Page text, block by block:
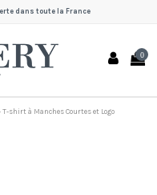
dans toute la France
0
T-shirt à Manches Courtes et Logo